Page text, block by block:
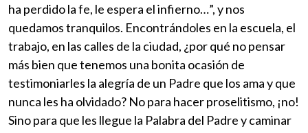
ha perdido la fe, le espera el infierno…”, y nos
quedamos tranquilos. Encontrándoles en la escuela, el
trabajo, en las calles de la ciudad, ¿por qué no pensar
más bien que tenemos una bonita ocasión de
testimoniarles la alegría de un Padre que los ama y que
nunca les ha olvidado? No para hacer proselitismo, ¡no!
Sino para que les llegue la Palabra del Padre y caminar